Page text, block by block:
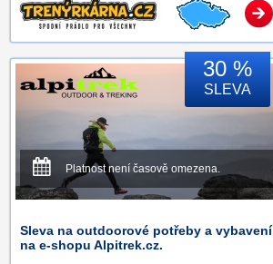
30 %
SLEVA
Platnost není časově omezena.
Sleva na outdoorové potřeby a vybavení
na e-shopu Alpitrek.cz.